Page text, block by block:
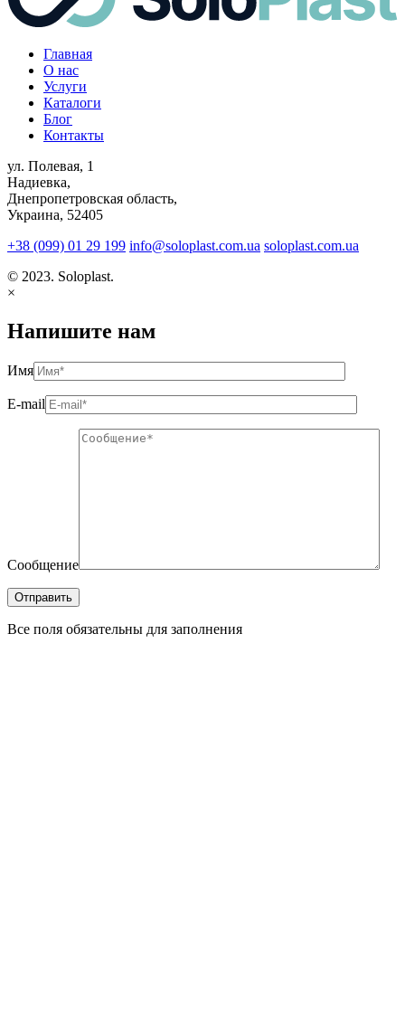
Главная
О нас
Услуги
Каталоги
Блог
Контакты
ул. Полевая, 1
Надиевка,
Днепропетровская область,
Украина, 52405
+38 (099) 01 29 199 info@soloplast.com.ua soloplast.com.ua
© 2023. Soloplast.
×
Напишите нам
Имя
E-mail
Сообщение
Все поля обязательны для заполнения